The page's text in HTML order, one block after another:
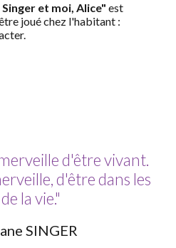
et moi, Alice"est
joué chez l'habitant :
d'être vivant.
d'être dans les
la vie."
SINGER